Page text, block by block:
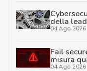
della
04 Ago 2026
Fail
misura
04 Ago 2026